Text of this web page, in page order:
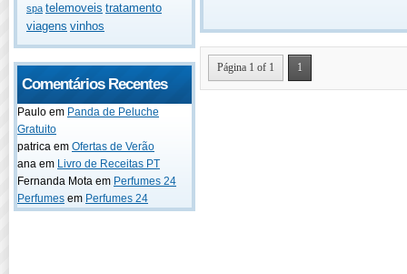
spa telemoveis tratamento
viagens vinhos
Comentários Recentes
Paulo em Panda de Peluche
Gratuito
patrica em Ofertas de Verão
ana em Livro de Receitas PT
Fernanda Mota em Perfumes 24
Perfumes em Perfumes 24
Página 1 of 1 1